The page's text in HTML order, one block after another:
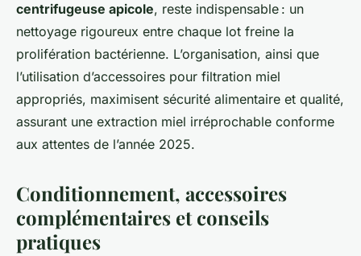
centrifugeuse apicole, reste indispensable : un
nettoyage rigoureux entre chaque lot freine la
prolifération bactérienne. L’organisation, ainsi que
l’utilisation d’accessoires pour filtration miel
appropriés, maximisent sécurité alimentaire et qualité,
assurant une extraction miel irréprochable conforme
aux attentes de l’année 2025.
Conditionnement, accessoires
complémentaires et conseils
pratiques